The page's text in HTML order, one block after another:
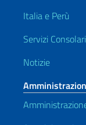
Italia e Perù
Servizi
Notizie